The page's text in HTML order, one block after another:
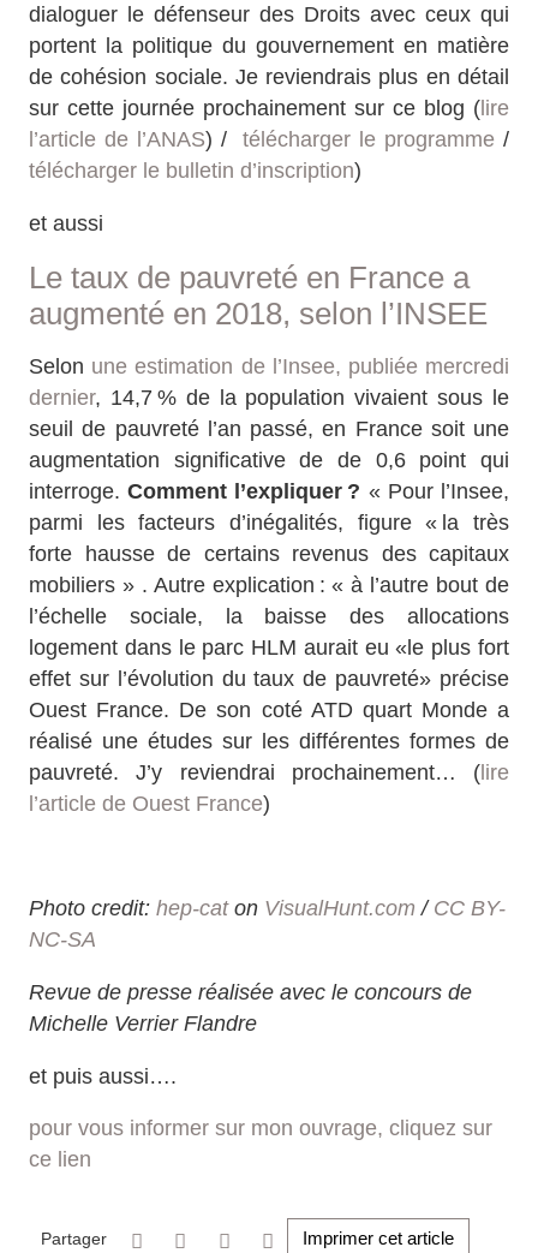
dialoguer le défenseur des Droits avec ceux qui
portent la politique du gouvernement en matière
de cohésion sociale. Je reviendrais plus en détail
sur cette journée prochainement sur ce blog (lire
l’article de l’ANAS) / télécharger le programme /
télécharger le bulletin d’inscription)
et aussi
Le taux de pauvreté en France a
augmenté en 2018, selon l’INSEE
Selon une estimation de l’Insee, publiée mercredi
dernier, 14,7 % de la population vivaient sous le
seuil de pauvreté l’an passé, en France soit une
augmentation significative de de 0,6 point qui
interroge.Comment l’expliquer ? « Pour l’Insee,
parmi les facteurs d’inégalités, figure « la très
forte hausse de certains revenus des capitaux
mobiliers » . Autre explication : « à l’autre bout de
l’échelle sociale, la baisse des allocations
logement dans le parc HLM aurait eu «le plus fort
effet sur l’évolution du taux de pauvreté» précise
Ouest France. De son coté ATD quart Monde a
réalisé une études sur les différentes formes de
pauvreté. J’y reviendrai prochainement… ( lire
l’article de Ouest France)
Photo credit: hep-caton VisualHunt.com / CC BY-
NC-SA
Revue de presse réalisée avec le concours de
Michelle Verrier Flandre
et puis aussi….
pour vous informer sur mon ouvrage, cliquez sur
ce lien
Partager Imprimer cet article